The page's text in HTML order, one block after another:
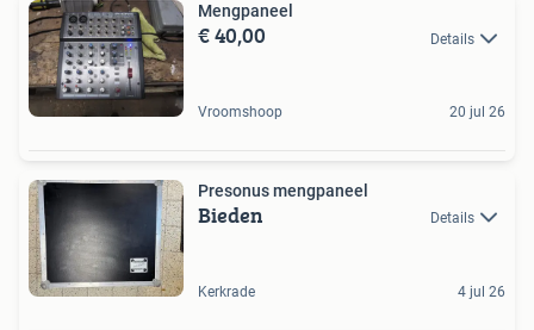
Mengpaneel
€ 40,00 Details
Vroomshoop 20 jul 26
Presonus mengpaneel
Bieden Details
Kerkrade 4 jul 26